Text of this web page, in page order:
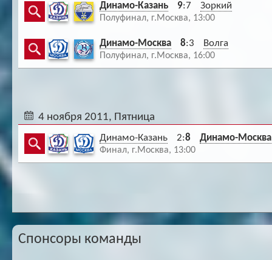
Динамо-Казань 9:7 Зоркий
Полуфинал, г.Москва, 13:00
Динамо-Москва 8:3 Волга
Полуфинал, г.Москва, 16:00
4 ноября 2011, Пятница
Динамо-Казань 2:8 Динамо-Москва
Финал, г.Москва, 13:00
Спонсоры команды